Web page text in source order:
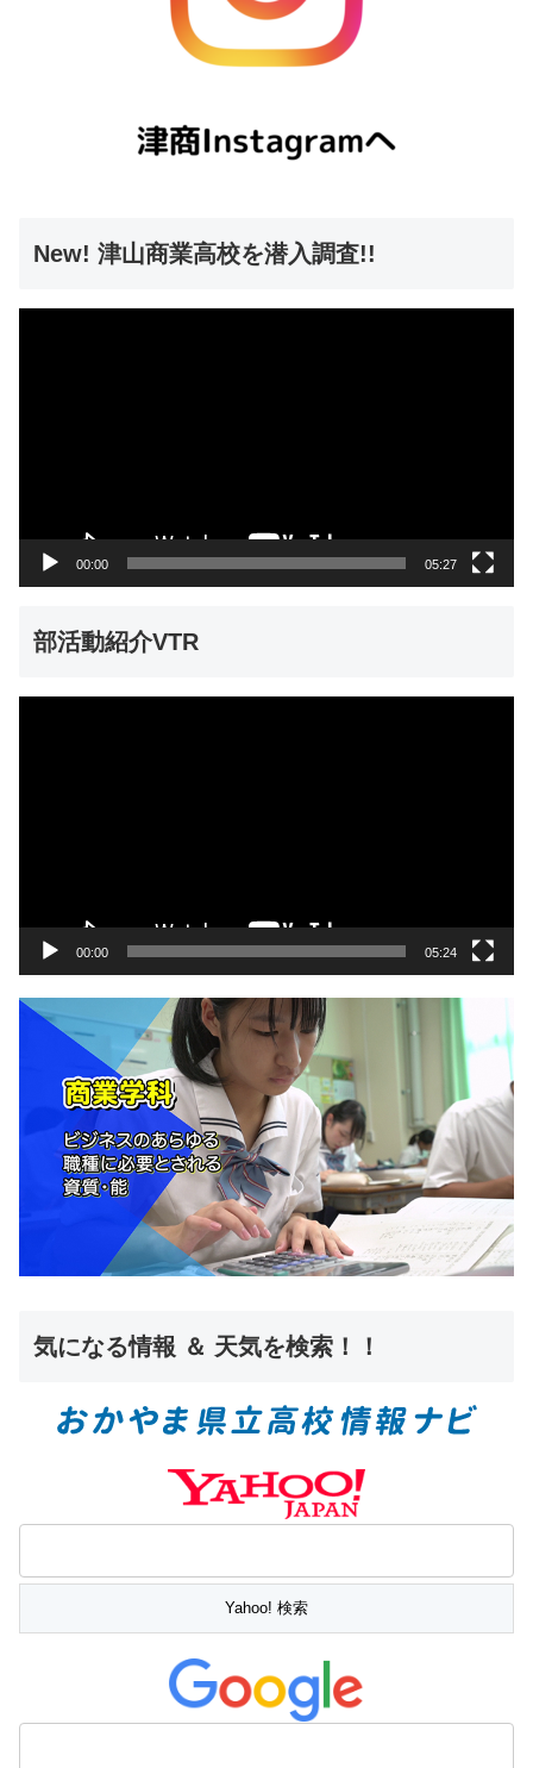
New! 津山商業高校を潜入調査!!
00:00 05:27
部活動紹介VTR
00:00 05:24
気になる情報 ＆ 天気を検索！！